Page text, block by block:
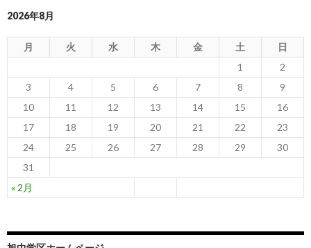
2026年8月
月 火 水 木 金 土 日
« 2月
1
2
3
4 5 6 7 8
9
10
11 12 13 14 15
16
17
18 19 20 21 22
23
24
25 26 27 28 29
30
31